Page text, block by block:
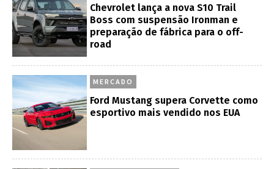
Chevrolet lança a nova S10 Trail
Boss com suspensão Ironman e
preparação de fábrica para o off-
road
MERCADO
Ford Mustang supera Corvette como
esportivo mais vendido nos EUA